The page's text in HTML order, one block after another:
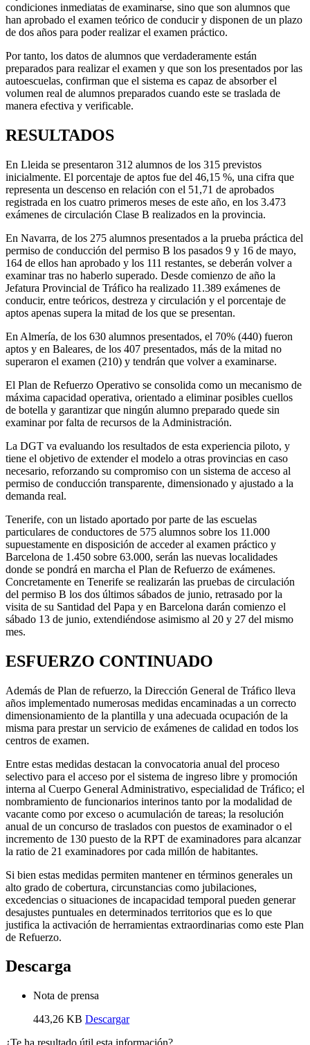
condiciones inmediatas de examinarse, sino que son alumnos que
han aprobado el examen teórico de conducir y disponen de un plazo
de dos años para poder realizar el examen práctico.
Por tanto, los datos de alumnos que verdaderamente están
preparados para realizar el examen y que son los presentados por las
autoescuelas, confirman que el sistema es capaz de absorber el
volumen real de alumnos preparados cuando este se traslada de
manera efectiva y verificable.
RESULTADOS
En Lleida se presentaron 312 alumnos de los 315 previstos
inicialmente. El porcentaje de aptos fue del 46,15 %, una cifra que
representa un descenso en relación con el 51,71 de aprobados
registrada en los cuatro primeros meses de este año, en los 3.473
exámenes de circulación Clase B realizados en la provincia.
En Navarra, de los 275 alumnos presentados a la prueba práctica del
permiso de conducción del permiso B los pasados 9 y 16 de mayo,
164 de ellos han aprobado y los 111 restantes, se deberán volver a
examinar tras no haberlo superado. Desde comienzo de año la
Jefatura Provincial de Tráfico ha realizado 11.389 exámenes de
conducir, entre teóricos, destreza y circulación y el porcentaje de
aptos apenas supera la mitad de los que se presentan.
En Almería, de los 630 alumnos presentados, el 70% (440) fueron
aptos y en Baleares, de los 407 presentados, más de la mitad no
superaron el examen (210) y tendrán que volver a examinarse.
El Plan de Refuerzo Operativo se consolida como un mecanismo de
máxima capacidad operativa, orientado a eliminar posibles cuellos
de botella y garantizar que ningún alumno preparado quede sin
examinar por falta de recursos de la Administración.
La DGT va evaluando los resultados de esta experiencia piloto, y
tiene el objetivo de extender el modelo a otras provincias en caso
necesario, reforzando su compromiso con un sistema de acceso al
permiso de conducción transparente, dimensionado y ajustado a la
demanda real.
Tenerife, con un listado aportado por parte de las escuelas
particulares de conductores de 575 alumnos sobre los 11.000
supuestamente en disposición de acceder al examen práctico y
Barcelona de 1.450 sobre 63.000, serán las nuevas localidades
donde se pondrá en marcha el Plan de Refuerzo de exámenes.
Concretamente en Tenerife se realizarán las pruebas de circulación
del permiso B los dos últimos sábados de junio, retrasado por la
visita de su Santidad del Papa y en Barcelona darán comienzo el
sábado 13 de junio, extendiéndose asimismo al 20 y 27 del mismo
mes.
ESFUERZO CONTINUADO
Además de Plan de refuerzo, la Dirección General de Tráfico lleva
años implementado numerosas medidas encaminadas a un correcto
dimensionamiento de la plantilla y una adecuada ocupación de la
misma para prestar un servicio de exámenes de calidad en todos los
centros de examen.
Entre estas medidas destacan la convocatoria anual del proceso
selectivo para el acceso por el sistema de ingreso libre y promoción
interna al Cuerpo General Administrativo, especialidad de Tráfico; el
nombramiento de funcionarios interinos tanto por la modalidad de
vacante como por exceso o acumulación de tareas; la resolución
anual de un concurso de traslados con puestos de examinador o el
incremento de 130 puesto de la RPT de examinadores para alcanzar
la ratio de 21 examinadores por cada millón de habitantes.
Si bien estas medidas permiten mantener en términos generales un
alto grado de cobertura, circunstancias como jubilaciones,
excedencias o situaciones de incapacidad temporal pueden generar
desajustes puntuales en determinados territorios que es lo que
justifica la activación de herramientas extraordinarias como este Plan
de Refuerzo.
Descarga
Nota de prensa
443,26 KB Descargar